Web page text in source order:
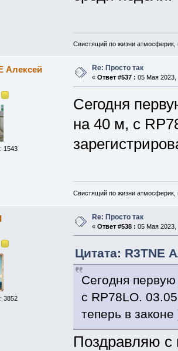
Свистящий по жизни
Алексей
1543
Re: Просто так
« Ответ #537 : 05 Мая 2023,
Сегодня
на 40 м, с
Свистящий по жизни
3852
Re: Просто так
« Ответ #538 : 05 Мая 2023,
Цитата: R3TNE
Сегодня
с RP78LO.
теперь в законе
Поздравляю с